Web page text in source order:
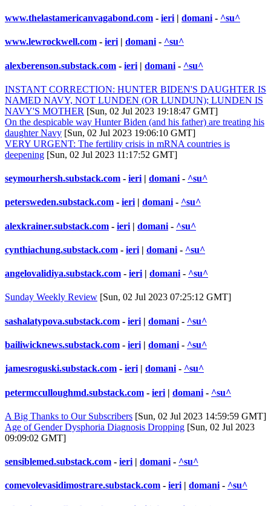
www.thelastamericanvagabond.com - ieri | domani - ^su^
www.lewrockwell.com - ieri | domani - ^su^
alexberenson.substack.com - ieri | domani - ^su^
INSTANT CORRECTION: HUNTER BIDEN'S DAUGHTER IS
NAMED NAVY, NOT LUNDEN (OR LUNDUN); LUNDEN IS
NAVY'S MOTHER [Sun, 02 Jul 2023 19:18:47 GMT]
On the despicable way Hunter Biden (and his father) are treating his
daughter Navy [Sun, 02 Jul 2023 19:06:10 GMT]
VERY URGENT: The fertility crisis in mRNA countries is
deepening [Sun, 02 Jul 2023 11:17:52 GMT]
seymourhersh.substack.com - ieri | domani - ^su^
petersweden.substack.com - ieri| domani- ^su^
alexkrainer.substack.com - ieri | domani - ^su^
cynthiachung.substack.com - ieri | domani - ^su^
angelovalidiya.substack.com - ieri | domani - ^su^
Sunday Weekly Review [Sun, 02 Jul 2023 07:25:12 GMT]
sashalatypova.substack.com - ieri | domani - ^su^
bailiwicknews.substack.com - ieri | domani - ^su^
jamesroguski.substack.com - ieri | domani - ^su^
petermcculloughmd.substack.com - ieri | domani - ^su^
A Big Thanks to Our Subscribers [Sun, 02 Jul 2023 14:59:59 GMT]
Age of Gender Dysphoria Diagnosis Dropping [Sun, 02 Jul 2023
09:09:02 GMT]
sensiblemed.substack.com - ieri | domani - ^su^
comevolevasidimostrare.substack.com - ieri | domani - ^su^